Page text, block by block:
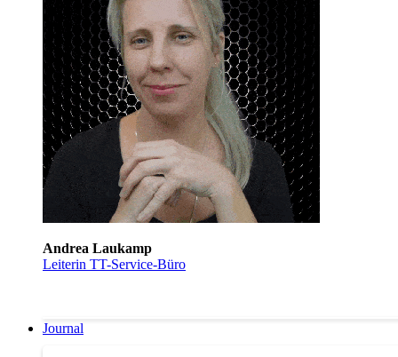
Andrea Laukamp
Leiterin TT-Service-Büro
Journal